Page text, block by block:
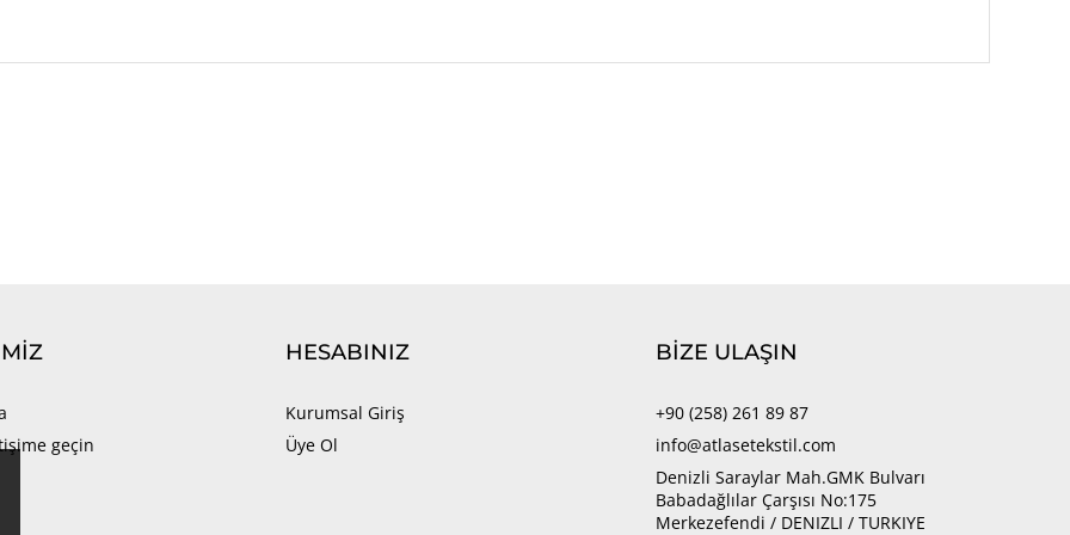
geçin
HESABINIZ
Kurumsal Giriş
Üye Ol
BİZE ULAŞIN
+90 (258) 261 89 87
info@atlasetekstil.com
Denizli Saraylar Mah.GMK Bulvarı
Babadağlılar Çarşısı No:175
Merkezefendi / DENIZLI / TURKIYE